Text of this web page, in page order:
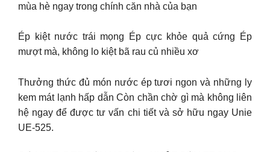
mùa hè ngay trong chính căn nhà của bạn
Ép kiệt nước trái mọng Ép cực khỏe quả cứng Ép
mượt mà, không lo kiệt bã rau củ nhiều xơ
Thưởng thức đủ món nước ép tươi ngon và những ly
kem mát lạnh hấp dẫn Còn chần chờ gì mà không liên
hệ ngay để được tư vấn chi tiết và sở hữu ngay Unie
UE-525.